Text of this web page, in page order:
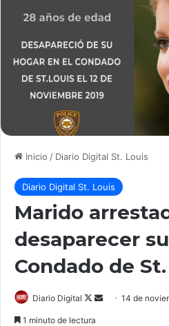
Inicio / Diario Digital St. Louis
Diario Digital St. Louis
Marido
desaparecer
Condado de
Diario Digital
Follow
Send14 de
1 minuto de lectura